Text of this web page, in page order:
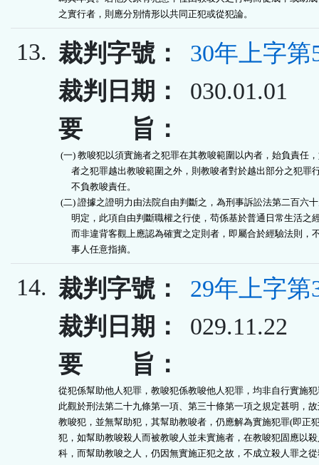
之實行者，則應分別情形以共同正犯或從犯論。
13. 裁判字號：
30年上字第
裁判日期：
030.01.01
要 旨：
(一) 教唆犯以須實施者之犯罪在其教唆範圍以內者，始負責任
者之犯罪越出教唆範圍之外，則教唆者對於越出部分之犯罪
      不負教唆責任。
(二) 證據之證明力由法院自由判斷之，為刑事訴訟法第二百六
明定，此項自由判斷職權之行使，苟係基於普通日常生活之
而非違背客觀上應認為確實之定則者，即屬合於經驗法則，
      事人任意指摘。
14. 裁判字號：
29年上字第
裁判日期：
029.11.22
要 旨：
從犯係幫助他人犯罪，教唆犯係教唆他人犯罪，均非自行實施
此觀於刑法第二十九條第一項、第三十條第一項之規定甚明，
教唆犯，並無幫助犯，其幫助教唆者，仍應解為實施犯罪(即正
犯，如幫助教唆殺人而被教唆人並未實施者，在教唆犯固應以
科，而幫助教唆之人，仍因無實施正犯之故，不成立殺人罪之